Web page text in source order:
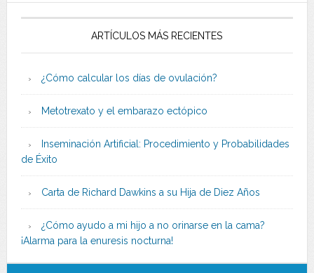
ARTÍCULOS MÁS RECIENTES
¿Cómo calcular los días de ovulación?
Metotrexato y el embarazo ectópico
Inseminación Artificial: Procedimiento y Probabilidades
de Éxito
Carta de Richard Dawkins a su Hija de Diez Años
¿Cómo ayudo a mi hijo a no orinarse en la cama?
¡Alarma para la enuresis nocturna!